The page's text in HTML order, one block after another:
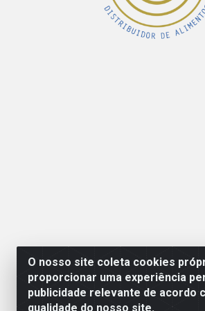
O nosso site coleta cookies
proporcionar uma experiência
publicidade relevante de acordo
qualidade do nosso site.
NOBREDO